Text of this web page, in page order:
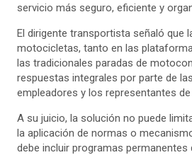
servicio más seguro, eficiente y
El dirigente transportista señaló que
motocicletas, tanto en las
las tradicionales paradas de
respuestas integrales por parte de
empleadores y los representantes
A su juicio, la solución no puede
la aplicación de normas o
debe incluir programas